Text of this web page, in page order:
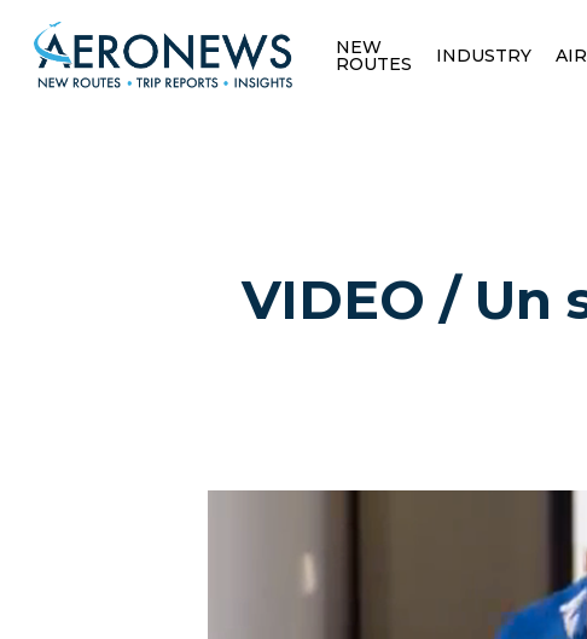
NEW
ROUTES INDUSTRY
VIDEO / Un